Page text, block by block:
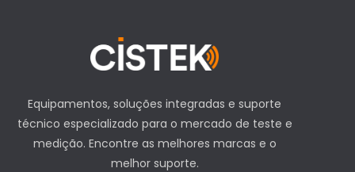
Equipamentos, soluções integradas e suporte
técnico especializado para o mercado de teste e
medição. Encontre as melhores marcas e o
melhor suporte.